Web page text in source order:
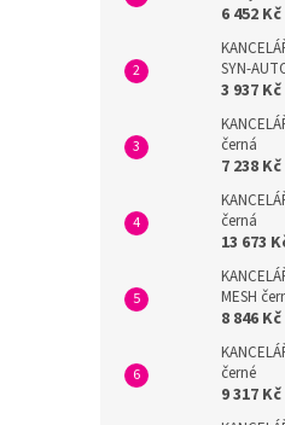
6 452 Kč
SYN-
3 937 Kč
černá
7 238 Kč
černá
13 673
MESH
8 846 Kč
černé
9 317 Kč